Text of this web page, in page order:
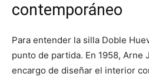
contemporáneo
Para entender la silla Doble
punto de partida. En 1958, Arne
encargo de diseñar el interior